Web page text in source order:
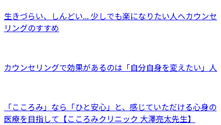
生きづらい、しんどい... 少しでも楽になりたい人へカウンセ
リングのすすめ
カウンセリングで効果があるのは「自分自身を変えたい」人
「こころみ」なら「ひと安心」と、感じていただける心身の
医療を目指して【こころみクリニック 大澤亮太先生】